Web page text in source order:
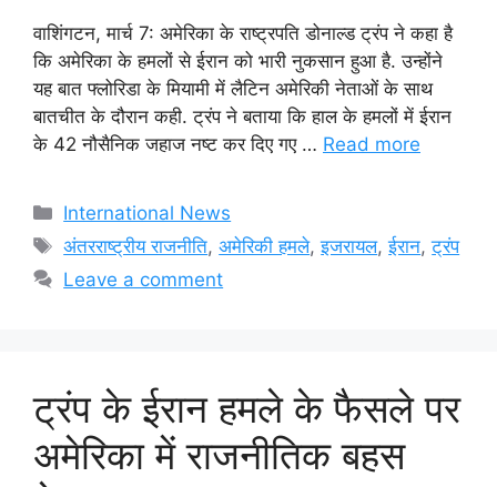
वाशिंगटन, मार्च 7: अमेरिका के राष्ट्रपति डोनाल्ड ट्रंप ने कहा है
कि अमेरिका के हमलों से ईरान को भारी नुकसान हुआ है. उन्होंने
यह बात फ्लोरिडा के मियामी में लैटिन अमेरिकी नेताओं के साथ
बातचीत के दौरान कही. ट्रंप ने बताया कि हाल के हमलों में ईरान
के 42 नौसैनिक जहाज नष्ट कर दिए गए … Read more
Categories
International News
Tags
अंतरराष्ट्रीय राजनीति,अमेरिकी हमले,इजरायल,ईरान,ट्रंप
Leave a comment
ट्रंप के ईरान हमले के फैसले पर
अमेरिका में राजनीतिक बहस